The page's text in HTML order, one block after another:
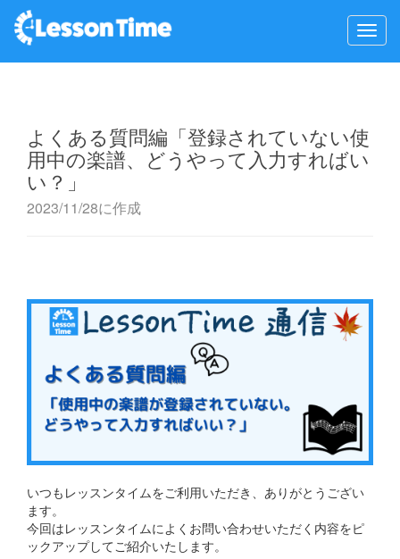
よくある質問編「登録されていない使
用中の楽譜、どうやって入力すればい
い？」
2023/11/28に作成
いつもレッスンタイムをご利用いただき、ありがとうござい
ます。
今回はレッスンタイムによくお問い合わせいただく内容をピ
ックアップしてご紹介いたします。